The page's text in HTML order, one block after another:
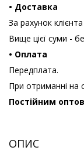
• Доставка
За рахунок
Вище цієї суми -
• Оплата
Передплата.
При отриманні на
Постійним
ОПИС